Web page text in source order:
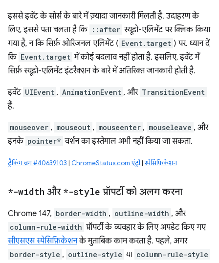
इससे इवेंट के सोर्स के बारे में ज़्यादा जानकारी मिलती है. उदाहरण के
लिए, इससे पता चलता है कि ::after स्यूडो-एलिमेंट पर क्लिक किया
गया है, न कि सिर्फ़ ओरिजनल एलिमेंट ( Event.target ) पर. ध्यान दें
कि Event.target में कोई बदलाव नहीं होता है. इसलिए, इवेंट में
सिर्फ़ स्यूडो-एलिमेंट इंटरैक्शन के बारे में अतिरिक्त जानकारी होती है.
इवेंट UIEvent , AnimationEvent , और TransitionEvent
हैं.
mouseover , mouseout , mouseenter , mouseleave , और
इनके pointer* वर्शन का इस्तेमाल अभी नहीं किया जा सकता.
ट्रैकिंग बग #40639103 | ChromeStatus.com एंट्री|स्पेसिफ़िकेशन
*-width और *-style प्रॉपर्टी को अलग करना
Chrome 147, border-width , outline-width , और
column-rule-width प्रॉपर्टी के व्यवहार के लिए अपडेट किए गए
सीएसएस स्पेसिफ़िकेशनके मुताबिक काम करता है. पहले, अगर
border-style , outline-style या column-rule-style